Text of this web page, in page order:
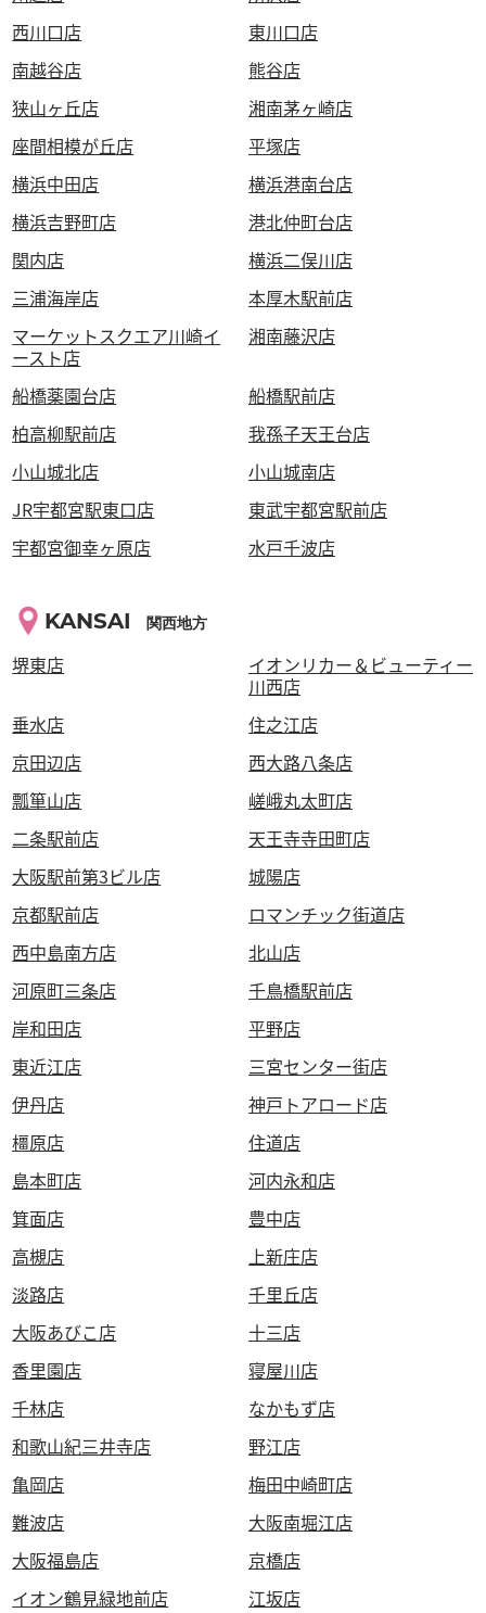
西川口店
東川口店
南越谷店
熊谷店
狭山ヶ丘店
湘南茅ヶ崎店
座間相模が丘店
平塚店
横浜中田店
横浜港南台店
横浜吉野町店
港北仲町台店
関内店
横浜二俣川店
三浦海岸店
本厚木駅前店
マーケットスクエア川崎イ
ースト店
湘南藤沢店
船橋薬園台店
船橋駅前店
柏高柳駅前店
我孫子天王台店
小山城北店
小山城南店
JR宇都宮駅東口店
東武宇都宮駅前店
宇都宮御幸ヶ原店
水戸千波店
KANSAI 関西地方
堺東店
イオンリカー＆ビューティー
川西店
垂水店
住之江店
京田辺店
西大路八条店
瓢箪山店
嵯峨丸太町店
二条駅前店
天王寺寺田町店
大阪駅前第3ビル店
城陽店
京都駅前店
ロマンチック街道店
西中島南方店
北山店
河原町三条店
千鳥橋駅前店
岸和田店
平野店
東近江店
三宮センター街店
伊丹店
神戸トアロード店
橿原店
住道店
島本町店
河内永和店
箕面店
豊中店
高槻店
上新庄店
淡路店
千里丘店
大阪あびこ店
十三店
香里園店
寝屋川店
千林店
なかもず店
和歌山紀三井寺店
野江店
亀岡店
梅田中崎町店
難波店
大阪南堀江店
大阪福島店
京橋店
イオン鶴見緑地前店
江坂店